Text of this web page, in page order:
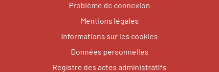
Problème de connexion
Mentions légales
Informations sur les cookies
Données personnelles
Registre des actes administratifs